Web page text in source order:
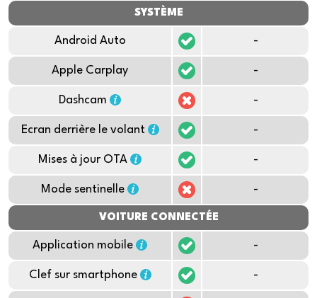
SYSTÈME
Android Auto -
Apple Carplay -
Dashcam -
Ecran derrière le volant -
Mises à jour OTA -
Mode sentinelle -
VOITURE CONNECTÉE
Application mobile -
Clef sur smartphone -